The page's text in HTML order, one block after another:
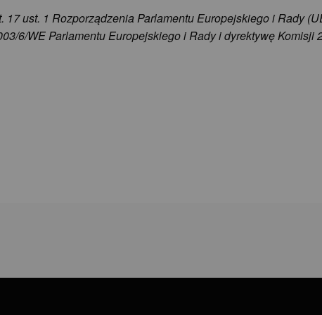
17 ust. 1 Rozporządzenia Parlamentu Europejskiego i Rady
6/WE Parlamentu Europejskiego i Rady i dyrektywę